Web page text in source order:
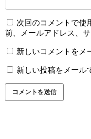
次回のコメントで使
前、メールアドレス、サ
新しいコメントをメ
新しい投稿をメール